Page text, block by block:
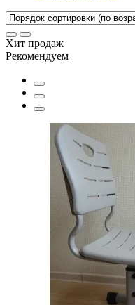
Хит продаж
Рекомендуем